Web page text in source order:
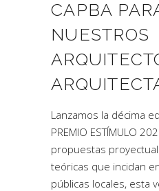
CAPBA
NUESTROS
Lanzamos la décima
PREMIO ESTÍMULO
propuestas
teóricas que incidan
públicas locales, esta